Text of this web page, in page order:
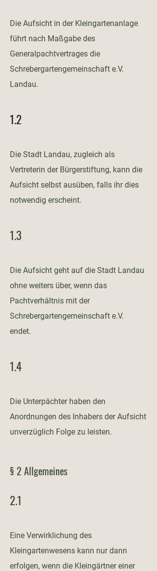
Die Aufsicht in der Kleingartenanlage
führt nach Maßgabe des
Generalpachtvertrages die
Schrebergartengemeinschaft e.V.
Landau.
1.2
Die Stadt Landau, zugleich als
Vertreterin der Bürgerstiftung, kann die
Aufsicht selbst ausüben, falls ihr dies
notwendig erscheint.
1.3
Die Aufsicht geht auf die Stadt Landau
ohne weiters über, wenn das
Pachtverhältnis mit der
Schrebergartengemeinschaft e.V.
endet.
1.4
Die Unterpächter haben den
Anordnungen des Inhabers der Aufsicht
unverzüglich Folge zu leisten.
§ 2 Allgemeines
2.1
Eine Verwirklichung des
Kleingartenwesens kann nur dann
erfolgen, wenn die Kleingärtner einer